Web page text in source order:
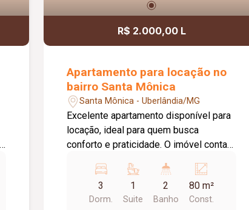
R$ 2.000,00 L
Apartamento para locação no
bairro Santa Mônica
Santa Mônica - Uberlândia/MG
Excelente apartamento disponível para
locação, ideal para quem busca
conforto e praticidade. O imóvel conta
aconchegante, cozinha, 01 banheiro
social, área de serviço e 01 vaga de
estacionamento. Ambientes bem
3
Dorm.
1
Suite
2
Banho
80 m²
Const.